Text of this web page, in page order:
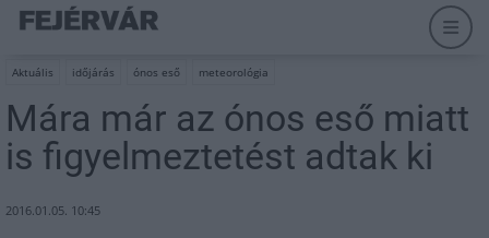
Aktuális időjárás ónos eső meteorológia
Mára már az ónos eső miatt
is figyelmeztetést adtak ki
2016.01.05. 10:45